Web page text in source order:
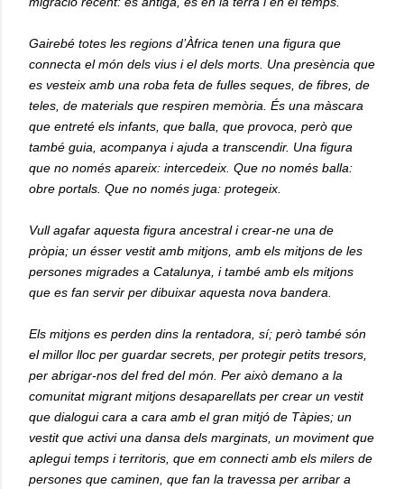
Gairebé totes les regions d’Àfrica tenen una figura que
connecta el món dels vius i el dels morts. Una presència que
es vesteix amb una roba feta de fulles seques, de fibres, de
teles, de materials que respiren memòria. És una màscara
que entreté els infants, que balla, que provoca, però que
també guia, acompanya i ajuda a transcendir. Una figura
que no només apareix: intercedeix. Que no només balla:
obre portals. Que no només juga: protegeix.
Vull agafar aquesta figura ancestral i crear-ne una de
pròpia; un ésser vestit amb mitjons, amb els mitjons de les
persones migrades a Catalunya, i també amb els mitjons
que es fan servir per dibuixar aquesta nova bandera.
Els mitjons es perden dins la rentadora, sí; però també són
el millor lloc per guardar secrets, per protegir petits tresors,
per abrigar-nos del fred del món. Per això demano a la
comunitat migrant mitjons desaparellats per crear un vestit
que dialogui cara a cara amb el gran mitjó de Tàpies; un
vestit que activi una dansa dels marginats, un moviment que
aplegui temps i territoris, que em connecti amb els milers de
persones que caminen, que fan la travessa per arribar a